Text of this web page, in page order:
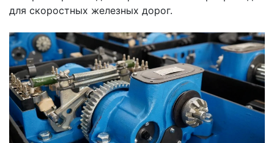
для скоростных железных дорог.